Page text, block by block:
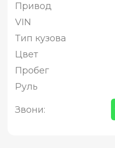
Привод
VIN
Тип кузова
Цвет
Пробег
Руль
Звони: